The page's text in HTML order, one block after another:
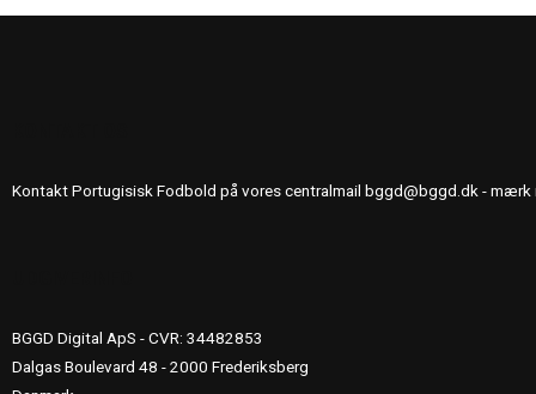
Kontakt Portugisisk Fodbold på vores centralmail bggd@bggd.dk - mærk
BGGD Digital ApS - CVR: 34482853
Dalgas Boulevard 48 - 2000 Frederiksberg